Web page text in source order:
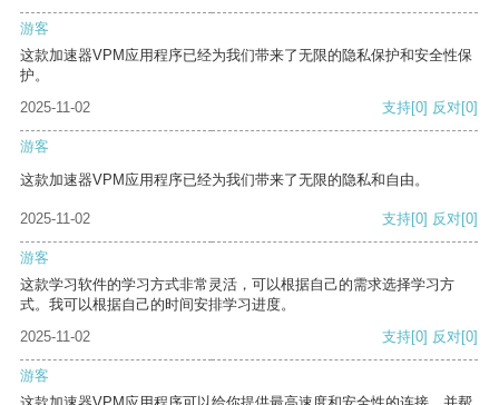
游客
这款加速器VPM应用程序已经为我们带来了无限的隐私保护和安全性保
护。
2025-11-02
支持[0] 反对[0]
游客
这款加速器VPM应用程序已经为我们带来了无限的隐私和自由。
2025-11-02 支持[0] 反对[0]
游客
这款学习软件的学习方式非常灵活，可以根据自己的需求选择学习方
式。我可以根据自己的时间安排学习进度。
2025-11-02
支持[0] 反对[0]
游客